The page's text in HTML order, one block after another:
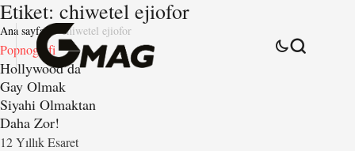
Etiket: chiwetel ejiofor
Ana sayfa chiwetel ejiofor
Popnografi
Hollywood’da
Gay Olmak
Siyahi Olmaktan
Daha Zor!
12 Yıllık Esaret